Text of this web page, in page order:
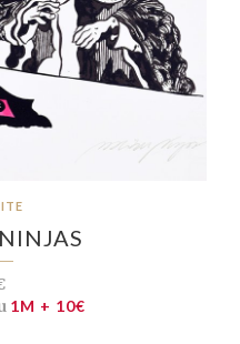
1M + 10€